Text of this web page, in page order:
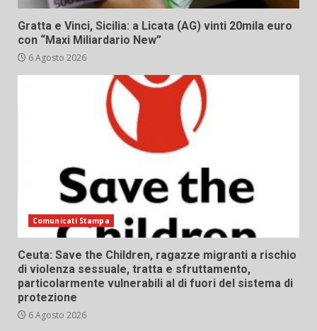
Gratta e Vinci, Sicilia: a Licata (AG) vinti 20mila euro
con “Maxi Miliardario New”
6 Agosto 2026
Comunicati Stampa
Ceuta: Save the Children, ragazze migranti a rischio
di violenza sessuale, tratta e sfruttamento,
particolarmente vulnerabili al di fuori del sistema di
protezione
6 Agosto 2026